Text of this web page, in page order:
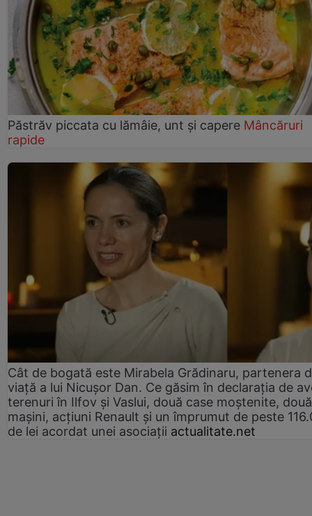
Păstrăv piccata cu lămâie, unt și capere Mâncăruri
rapide
Cât de bogată este Mirabela Grădinaru, partenera
viață a lui Nicușor Dan. Ce găsim în declarația de
terenuri în Ilfov și Vaslui, două case moștenite, două
mașini, acțiuni Renault și un împrumut de peste
de lei acordat unei asociații actualitate.net